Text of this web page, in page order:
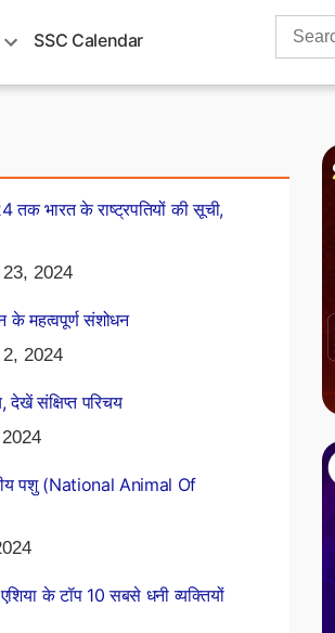
SSC Calendar
Search
भारत के राष्ट्रपतियों की सूची,
2024
के महत्वपूर्ण संशोधन
2024
संक्षिप्त परिचय
पशु (National Animal Of
के टॉप 10 सबसे धनी व्यक्तियों